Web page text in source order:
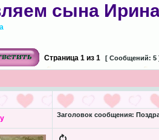
сына
Страница 1из 1 [ Сообщений: 5
Заголовок сообщения: